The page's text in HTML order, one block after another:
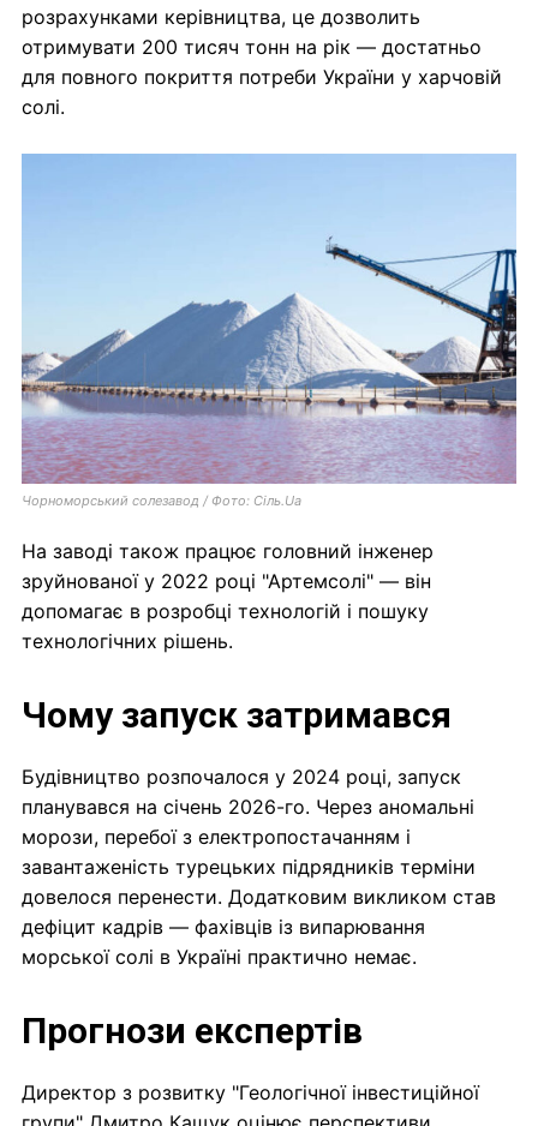
розрахунками керівництва, це дозволить
отримувати 200 тисяч тонн на рік — достатньо
для повного покриття потреби України у харчовій
солі.
Чорноморський солезавод / Фото: Сіль.Ua
На заводі також працює головний інженер
зруйнованої у 2022 році "Артемсолі" — він
допомагає в розробці технологій і пошуку
технологічних рішень.
Чому запуск затримався
Будівництво розпочалося у 2024 році, запуск
планувався на січень 2026-го. Через аномальні
морози, перебої з електропостачанням і
завантаженість турецьких підрядників терміни
довелося перенести. Додатковим викликом став
дефіцит кадрів — фахівців із випарювання
морської солі в Україні практично немає.
Прогнози експертів
Директор з розвитку "Геологічної інвестиційної